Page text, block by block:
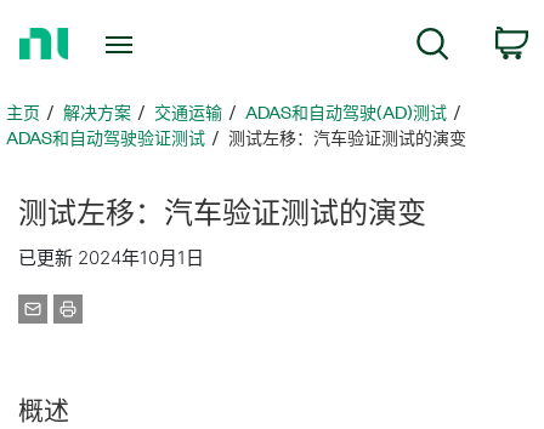
页主页 解决方案 交通运输
ADAS和自动驾驶(AD)测试
ADAS和自动驾驶验证测试
测试左移：汽车验证测试的演变
测试左移： 汽车验证测试的演变
已更新 2024年10月1日
概述